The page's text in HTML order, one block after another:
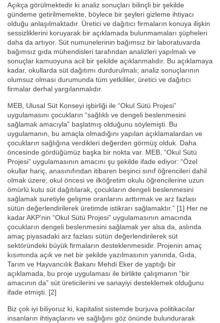
Açıkça görülmektedir ki analiz sonuçları bilinçli bir şekilde
gündeme getirilmemekte, böylece bir şeyleri gizleme ihtiyacı
olduğu anlaşılmaktadır. Üretici ve dağıtıcı firmaların konuya ilişkin
sessizliklerini koruyarak bir açıklamada bulunmamaları şüpheleri
daha da artıyor. Süt numunelerinin bağımsız bir laboratuvarda
bağımsız gıda mühendisleri tarafından analizleri yapılmalı ve
sonuçlar kamuoyuna acil bir şekilde açıklanmalıdır. Bu açıklamaya
kadar, okullarda süt dağıtımı durdurulmalı; analiz sonuçlarının
olumsuz olması durumunda tüm yetkililer, üretici ve dağıtıcı
firmalar derhal yargılanmalıdır.
MEB, Ulusal Süt Konseyi işbirliği ile “Okul Sütü Projesi”
uygulamasını çocukların “sağlıklı ve dengeli beslenmesini
sağlamak amacıyla” başlatmış olduğunu söylemişti. Bu
uygulamanın, bu amaçla olmadığını yapılan açıklamalardan ve
çocukların sağlığına verdikleri değerden görmüş olduk. Daha
öncesinde gördüğümüz başka bir nokta var. MEB, “Okul Sütü
Projesi” uygulamasının amacını şu şekilde ifade ediyor: “Özel
okullar hariç, anasınıfından itibaren beşinci sınıf öğrencileri dahil
olmak üzere; okul öncesi ve ilköğretim okulu öğrencilerine uzun
ömürlü kutu süt dağıtılarak, çocukların dengeli beslenmesini
sağlamak suretiyle gelişme oranlarını arttırmak ve arz fazlası
sütün değerlendirilerek üretimde istikrarı sağlamaktır.” [1] Her ne
kadar AKP’nin “Okul Sütü Projesi” uygulamasının amacında
çocukların dengeli beslenmesini sağlamak yer alsa da, aslında
amaç piyasadaki arz fazlası sütün değerlendirilerek süt
sektöründeki büyük firmaların desteklenmesidir. Projenin amaç
kısımında açık ve net bir şekilde yazılmasının yanında, Gıda,
Tarım ve Hayvancılık Bakanı Mehdi Eker de yaptığı bir
açıklamada, bu proje uygulaması ile birlikte çalışmanın “bir
amacının da” süt üreticilerini ve sanayiyi desteklemek olduğunu
ifade etmişti. [2]
Biz çok iyi biliyoruz ki, kapitalist sistemde burjuva politikacılar
insanların ihtiyaçlarını ve sağlığını göz önünde bulundurarak